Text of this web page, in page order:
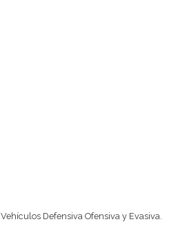
Defensiva Ofensiva y Evasiva.